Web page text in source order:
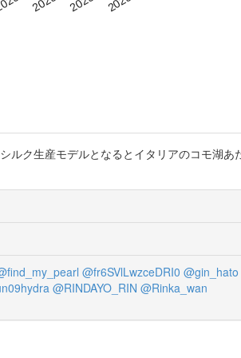
ク生産モデルとなるとイタリアのコモ湖あ
@fr6SVlLwzceDRI0 @gin_hato
@RINDAYO_RIN @Rinka_wan